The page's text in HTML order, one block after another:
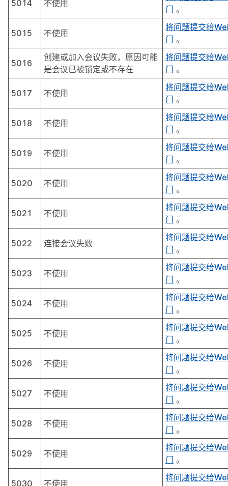
5014 不使用
门 。
5015 不使用
将问题提交给
门 。
5016
创建或加入会议失败，原因可能
是会议已被锁定或不存在
将问题提交给
门 。
5017 不使用
将问题提交给
门 。
5018 不使用
将问题提交给
门 。
5019 不使用
将问题提交给
门 。
5020 不使用
将问题提交给
门 。
5021 不使用
将问题提交给
门 。
5022 连接会议失败
将问题提交给
门 。
5023 不使用
将问题提交给
门 。
5024 不使用
将问题提交给
门 。
5025 不使用
将问题提交给
门 。
5026 不使用
将问题提交给
门 。
5027 不使用
将问题提交给
门 。
5028 不使用
将问题提交给
门 。
5029 不使用
将问题提交给
门 。
5030 不使用
将问题提交给